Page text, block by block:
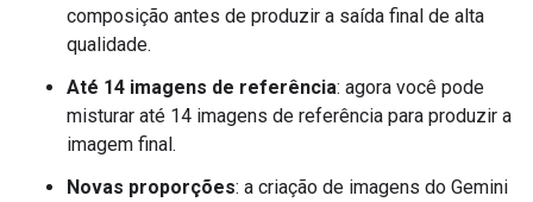
composição antes de produzir a saída final de alta
qualidade.
Até 14 imagens de referência: agora você pode
misturar até 14 imagens de referência para produzir a
imagem final.
Novas proporções: a criação de imagens do Gemini